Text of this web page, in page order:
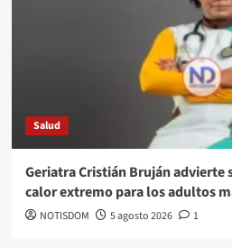
Salud
Geriatra Cristián Bruján advierte
calor extremo para los adultos
NOTISDOM 5 agosto 2026 1